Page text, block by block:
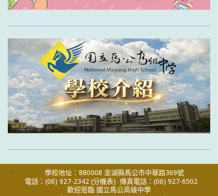
:::
學校地址：880008 澎湖縣馬公市中華路369號
電話：(06) 927-2342 (分機表) 傳真電話：(06) 927-6502
歡迎蒞臨 國立馬公高級中學